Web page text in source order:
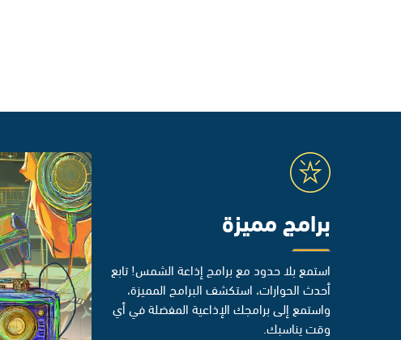
برامج مميزة
استمع بلا حدود مع برامج إذاعة الشمس! تابع
أحدث الحوارات، استكشف البرامج المميزة،
واستمع إلى برامجك الإذاعية المفضلة في أي
وقت يناسبك.